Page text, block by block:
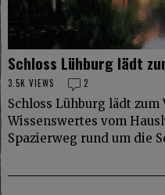
Schloss Lühburg lädt
3.5K VIEWS 2
Schloss Lühburg lädt
Wissenswertes vom
Spazierweg rund um die